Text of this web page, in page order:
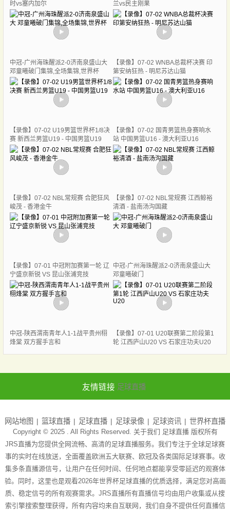
时vs塞内加尔
兰vs民主刚果
中冠-广州海珠醒派2-0济南泉盛山大
邓童曦破门集锦,全场集锦,世界杯
【录像】07-02 WNBA总裁杯决赛 印
第安纳狂热 - 明尼苏达山猫
【录像】07-02 U19男篮世界杯1/8决
赛 新西兰男篮U19 - 中国男篮U19
【录像】07-02 国青男篮热身赛响水
站 中国男篮U16 - 澳大利亚U16
【录像】07-02 NBL常规赛 合肥狂风
峻茂 - 香港金牛
【录像】07-02 NBL常规赛 江西鲸裕
清酒 - 盐南汤沟国藏
【录像】07-01 中冠附加赛第一轮 辽
宁盛京新锐 VS 昆山张浦竞技
中冠-广州海珠醒派2-0济南泉盛山大
邓童曦破门
中冠-陕西渭南青年人1-1战平贵州栩
烽棠 双方握手言和
【录像】07-01 U20联赛第二阶段第1
轮 江西庐山U20 VS 石家庄功夫U20
友情链接 足球直播
网站地图 篮球直播 足球直播 足球录像 足球资讯 世界杯直播
Copyright © 2025 . All Rights Reserved. 关于我们 足球直播版权所有
JRS直播为您提供全网流畅、高清的足球直播服务。我们专注于全球足球赛
事的实时在线放送，全面覆盖欧洲五大联赛、欧冠及各类国际足球赛事。收
集多条直播源信号，让用户在任何时间、任何地点都能享受零延迟的观赛体
验。同时，这里也是观看2026年世界杯足球直播的优质选择，满足您对高画
质、稳定信号的所有观赛需求。JRS直播所有直播信号均由用户收集或从搜
索引擎搜索整理获得，所有内容均来自互联网，我们自身不提供任何直播信